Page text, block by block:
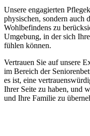
Unsere engagierten
physischen, sondern auch
Wohlbefindens zu
Umgebung, in der sich
fühlen können.
Vertrauen Sie auf unsere
im Bereich der
es ist, eine
Ihrer Seite zu haben, und
und Ihre Familie zu